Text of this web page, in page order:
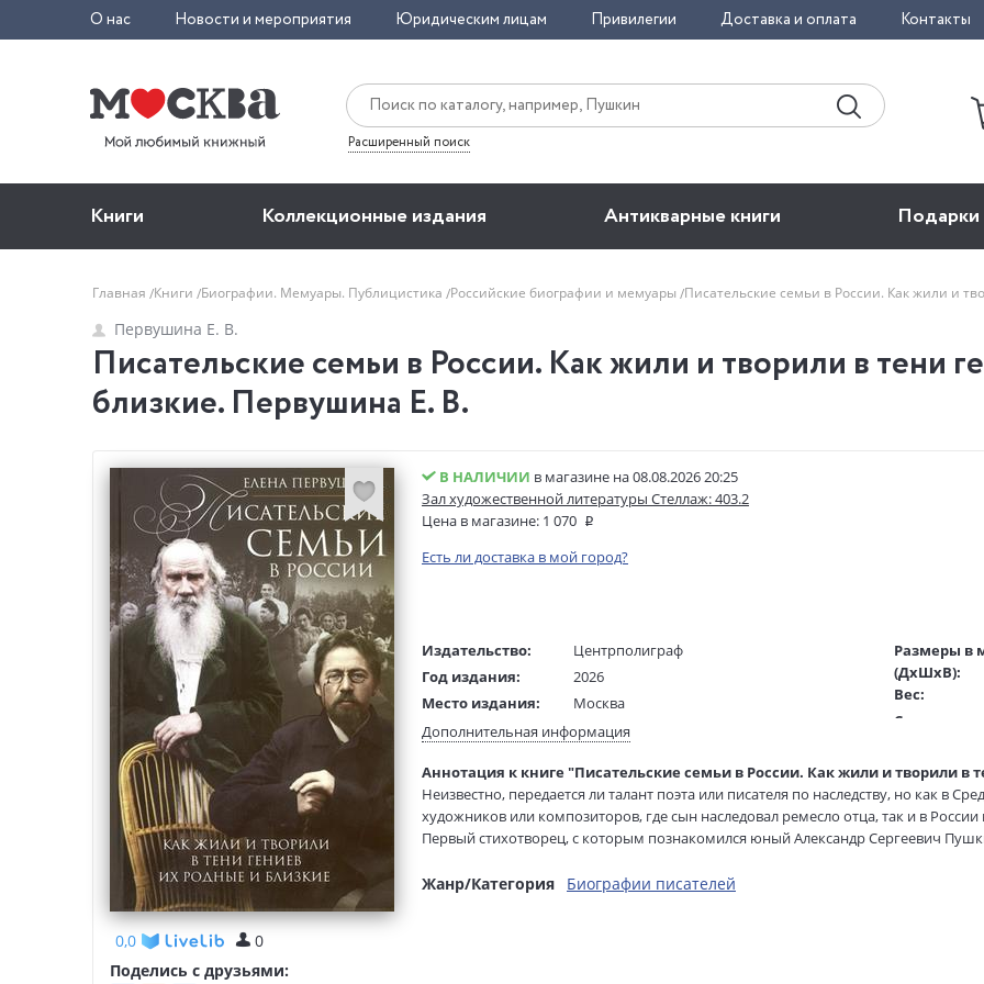
О нас Новости и мероприятия Юридическим лицам Привилегии Доставка и оплата Контакты
Расширенный поиск
Книги Коллекционные издания Антикварные книги Подарки
Главная Книги Биографии. Мемуары. Публицистика Российские биографии и мемуары Писательские семьи в России. Как жили и
Первушина Е. В.
Писательские семьи в России. Как жили и творили в тени
близкие. Первушина Е. В.
0,0
0
Поделись с друзьями:
В НАЛИЧИИ в магазине на 08.08.2026 20:25
Зал художественной литературы Стеллаж: 403.2
Цена в магазине: 1 070
Есть ли доставка в мой город?
Издательство:
Центрполиграф
Год издания:
2026
Место издания:
Москва
Возраст:
16+
Редактор/
составитель:
Янцева Л. И.
Тип обложки:
Твердый переплет
Формат:
84х108 1/32
Размеры в
(ДхШхВ):
Вес:
Страниц:
Код товара:
Артикул:
ISBN:
В продаже с:
Дополнительная информация
Аннотация к книге "Писательские семьи в России. Как жили и творили
Неизвестно, передается ли талант поэта или писателя по наследству, но как в
художников или композиторов, где сын наследовал ремесло отца, так и в
Первый стихотворец, с которым познакомился юный Александр Сергеевич
Достоевского Любовь писала повести. А в семьях Льва Толстого и Чеховых
Жанр/Категория Биографии писателей